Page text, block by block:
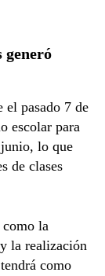
generó
el pasado 7 de
escolar para
lo que
de clases
la
la realización
como